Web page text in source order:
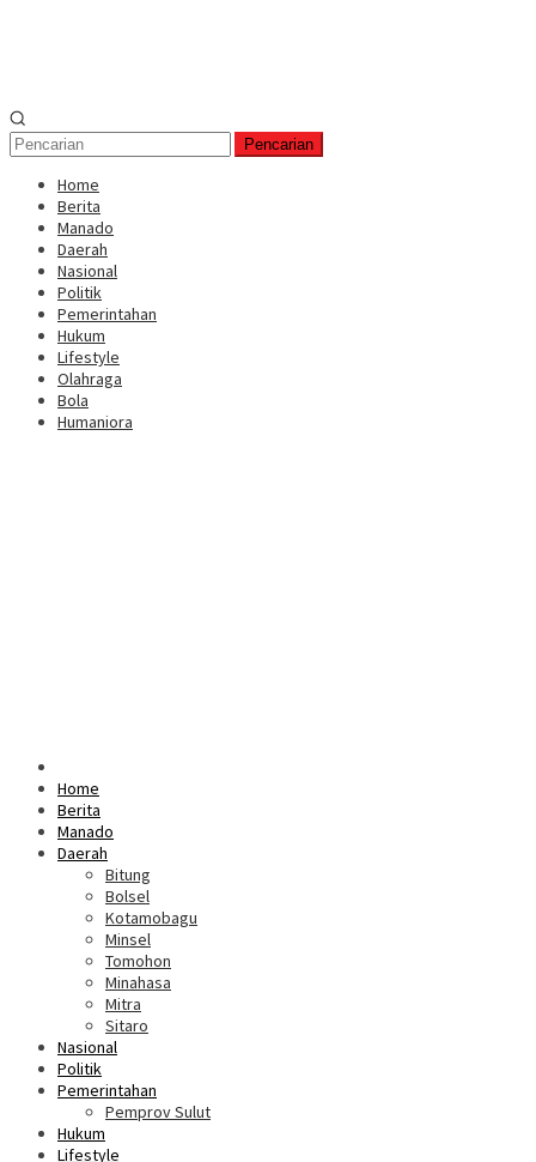
Pencarian
Home
Berita
Manado
Daerah
Nasional
Politik
Pemerintahan
Hukum
Lifestyle
Olahraga
Bola
Humaniora
Home
Berita
Manado
Daerah
Bitung
Bolsel
Kotamobagu
Minsel
Tomohon
Minahasa
Mitra
Sitaro
Nasional
Politik
Pemerintahan
Pemprov Sulut
Hukum
Lifestyle